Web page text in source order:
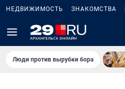
НЕДВИЖИМОСТЬ ЗНАКОМСТВА
Люди против вырубки бора